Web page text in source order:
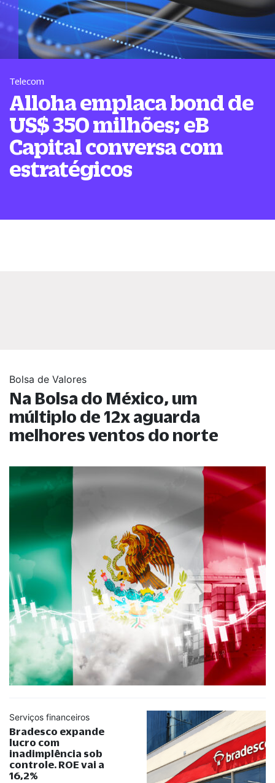
Telecom
Alloha emplaca bond de
US$ 350 milhões; eB
Capital conversa com
estratégicos
Bolsa de Valores
Na Bolsa do México, um
múltiplo de 12x aguarda
melhores ventos do norte
Serviços financeiros
Bradesco expande
lucro com
inadimplência sob
controle. ROE vai a
16,2%